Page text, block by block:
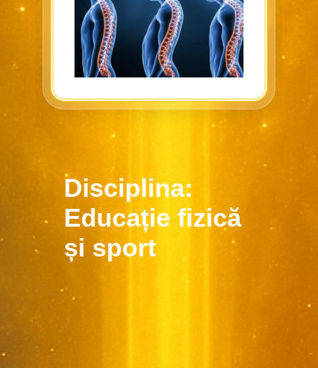
Disciplina:
Educație fizică
și sport